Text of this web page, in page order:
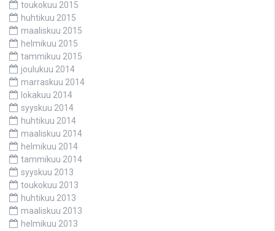
toukokuu 2015
huhtikuu 2015
maaliskuu 2015
helmikuu 2015
tammikuu 2015
joulukuu 2014
marraskuu 2014
lokakuu 2014
syyskuu 2014
huhtikuu 2014
maaliskuu 2014
helmikuu 2014
tammikuu 2014
syyskuu 2013
toukokuu 2013
huhtikuu 2013
maaliskuu 2013
helmikuu 2013